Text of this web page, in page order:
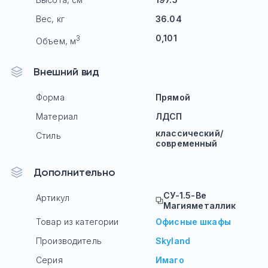
Вес, кг
36.04
Объем, м3 0,101
Внешний вид
Форма
Прямой
Материал
ЛДСП
Стиль
классический/
современный
Дополнительно
Артикул
СУ-1.5-Ве
Магияметаллик
Товар из категории
Офисные шкафы
Производитель
Skyland
Серия
Имаго